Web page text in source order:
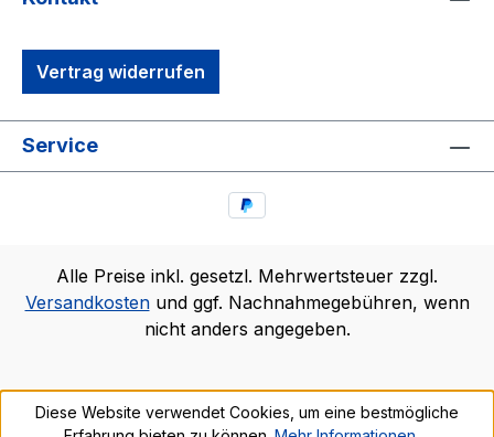
Vertrag widerrufen
Service
Alle Preise inkl. gesetzl. Mehrwertsteuer zzgl.
Versandkostenund ggf. Nachnahmegebühren, wenn
nicht anders angegeben.
Diese Website verwendet Cookies, um eine bestmögliche